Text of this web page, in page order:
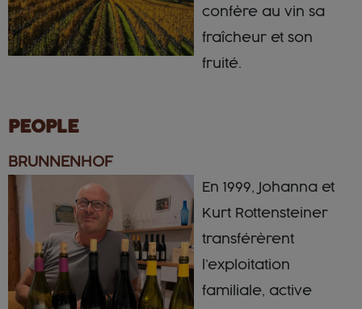
confère au vin sa
fraîcheur et son
fruité.
PEOPLE
BRUNNENHOF
En 1999, Johanna et
Kurt Rottensteiner
transférèrent
l’exploitation
familiale, active